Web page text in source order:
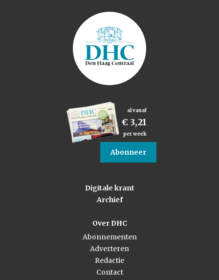
al vanaf
€ 3,21
per week
Abonneer
Digitale krant
Archief
Over DHC
Abonnementen
Adverteren
Redactie
Contact